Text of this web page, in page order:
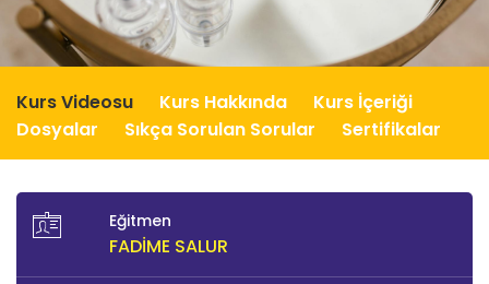
Kurs Videosu Kurs Hakkında
Kurs İçeriği
Dosyalar
Sıkça Sorulan Sorular Sertifikalar
Eğitmen
FADİME SALUR